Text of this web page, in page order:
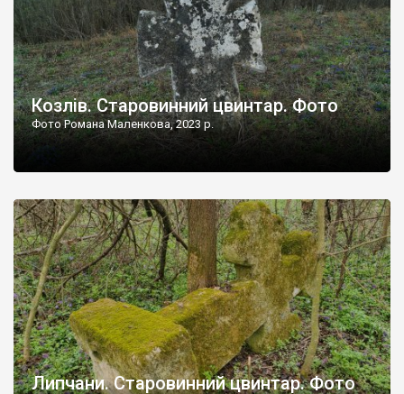
Козлів. Старовинний цвинтар. Фото
Фото Романа Маленкова, 2023 р.
Липчани. Старовинний цвинтар. Фото